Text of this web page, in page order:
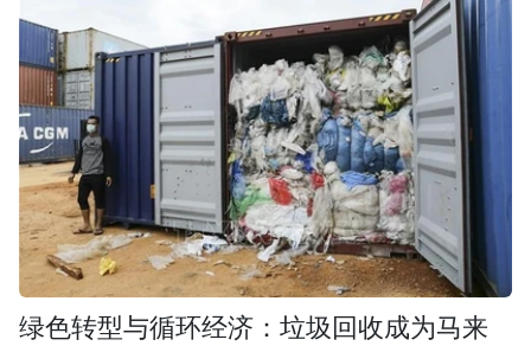
绿色转型与循环经济：垃圾回收成为马来